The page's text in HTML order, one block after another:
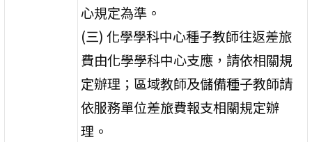
心規定為準。
(三) 化學學科中心種子教師往返差旅
費由化學學科中心支應，請依相關規
定辦理；區域教師及儲備種子教師請
依服務單位差旅費報支相關規定辦
理。